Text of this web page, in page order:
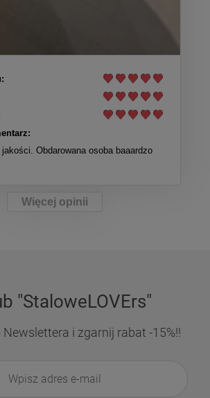
Obdarowana osoba baaardzo
Więcej opinii
"StaloweLOVErs"
i zgarnij rabat -15%!!